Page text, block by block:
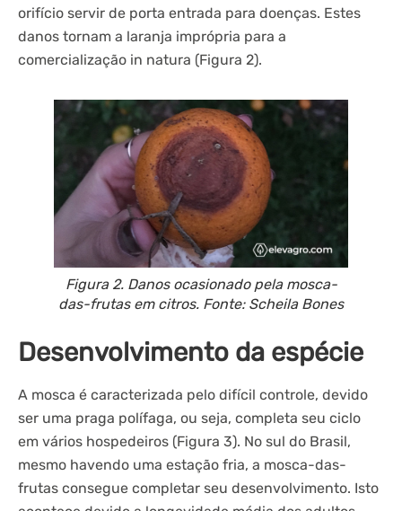
orifício servir de porta entrada para doenças. Estes
danos tornam a laranja imprópria para a
comercialização in natura (Figura 2).
Figura 2. Danos ocasionado pela mosca-
das-frutas em citros. Fonte: Scheila Bones
Desenvolvimento da espécie
A mosca é caracterizada pelo difícil controle, devido
ser uma praga polífaga, ou seja, completa seu ciclo
em vários hospedeiros (Figura 3). No sul do Brasil,
mesmo havendo uma estação fria, a mosca-das-
frutas consegue completar seu desenvolvimento. Isto